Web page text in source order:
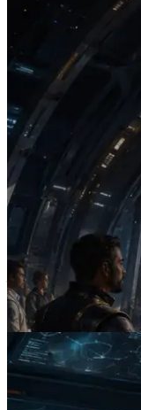
2026.07.04
ERPC 發布
— AI Agent
閱讀本文